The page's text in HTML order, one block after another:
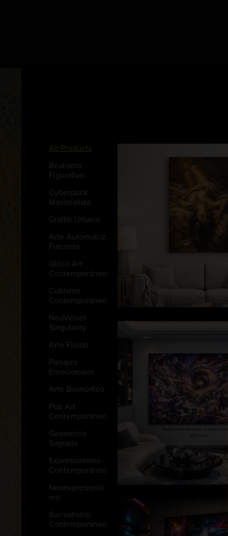
All Products
Realismo
Figurativo
Cyberpunk
Maximalista
Graffiti Urbano
Arte Automotriz
Futurista
Glitch Art
Contemporáneo
Cubismo
Contemporáneo
NeoVelvet
Singularity
Arte Fluido
Paisajes
Emocionales
Arte Biomórfico
Pop Art
Contemporáneo
Geometría
Sagrada
Expresionismo
Contemporáneo
Neoexpresionis
mo
Surrealismo
Contemporáneo